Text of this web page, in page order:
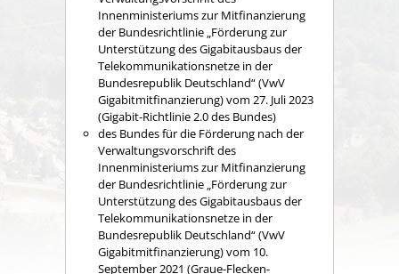
Innenministeriums zur Mitfinanzierung
der Bundesrichtlinie „Förderung zur
Unterstützung des Gigabitausbaus der
Telekommunikationsnetze in der
Bundesrepublik Deutschland“ (VwV
Gigabitmitfinanzierung) vom 27. Juli 2023
(Gigabit-Richtlinie 2.0 des Bundes)
des Bundes für die Förderung nach der
Verwaltungsvorschrift des
Innenministeriums zur Mitfinanzierung
der Bundesrichtlinie „Förderung zur
Unterstützung des Gigabitausbaus der
Telekommunikationsnetze in der
Bundesrepublik Deutschland“ (VwV
Gigabitmitfinanzierung) vom 10.
September 2021 (Graue-Flecken-